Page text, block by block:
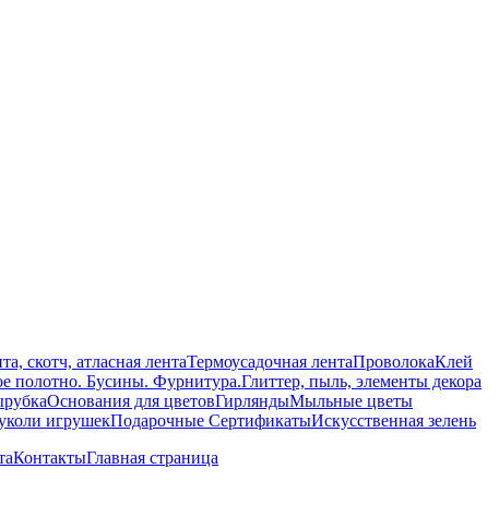
скотч, атласная лентаТермоусадочная лентаПроволокаКлей
полотно. Бусины. Фурнитура.Глиттер, пыль, элементы декора
Основания для цветовГирляндыМыльные цветы
игрушекПодарочные СертификатыИскусственная зелень
КонтактыГлавная страница